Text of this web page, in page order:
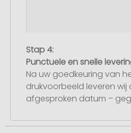
Stap 4:
Punctuele en snelle
Na uw goedkeuring van
drukvoorbeeld leveren wij
afgesproken datum –